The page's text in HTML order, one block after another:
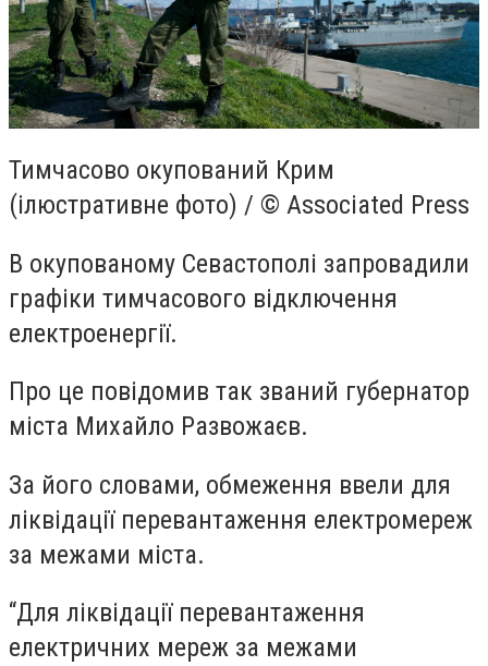
Тимчасово окупований Крим
(ілюстративне фото) / © Associated Press
В окупованому Севастополі запровадили
графіки тимчасового відключення
електроенергії.
Про це повідомив так званий губернатор
міста Михайло Развожаєв.
За його словами, обмеження ввели для
ліквідації перевантаження електромереж
за межами міста.
“Для ліквідації перевантаження
електричних мереж за межами